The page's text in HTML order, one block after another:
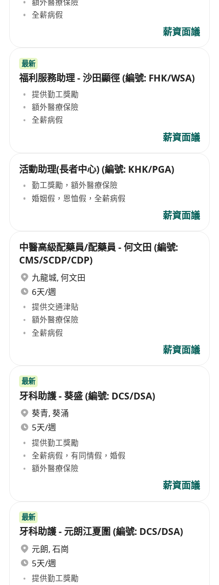
全薪病假
薪資面議
最新
福利服務助理 - 沙田顯徑 (編號: FHK/WSA)
提供勤工獎勵
額外醫療保險
全薪病假
薪資面議
活動助理(長者中心) (編號: KHK/PGA)
勤工獎勵，額外醫療保險
婚姻假，恩恤假，全薪病假
薪資面議
中醫高級配藥員/配藥員 - 何文田 (編號:
CMS/SCDP/CDP)
九龍城, 何文田
6天/週
提供交通津貼
額外醫療保險
全薪病假
薪資面議
最新
牙科助護 - 葵盛 (編號: DCS/DSA)
葵青, 葵涌
5天/週
提供勤工獎勵
全薪病假，有同情假，婚假
額外醫療保險
薪資面議
最新
牙科助護 - 元朗江夏圍 (編號: DCS/DSA)
元朗, 石崗
5天/週
提供勤工獎勵